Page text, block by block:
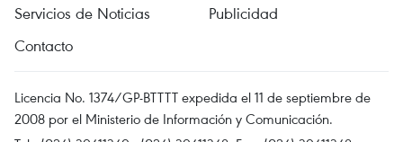
Servicios de Noticias
Publicidad
Contacto
Licencia No. 1374/GP-BTTTT expedida el 11 de septiembre de
2008 por el Ministerio de Información y Comunicación.